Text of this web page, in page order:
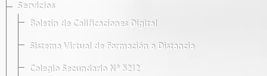
Servicios
Boletín de Calificaciones Digital
Sistema Virtual de Formación a Distancia
Colegio Secundario Nº 5212